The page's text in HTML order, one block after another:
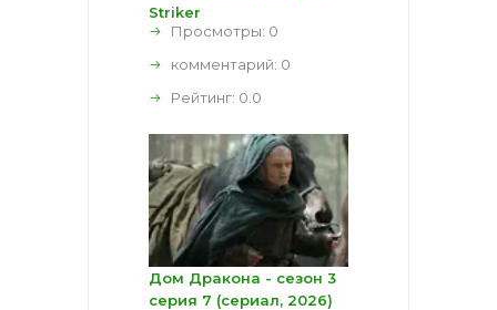
Striker
Просмотры: 0
комментарий: 0
Рейтинг: 0.0
Дом Дракона - сезон 3
серия 7 (сериал, 2026)